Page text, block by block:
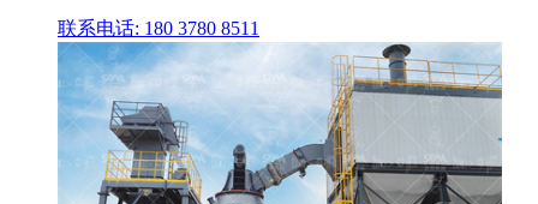
联系电话: 180 3780 8511